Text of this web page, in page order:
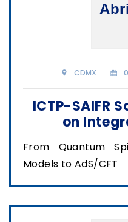
CDMX
ICTP-SAIFR
on
From Quantum
Models to AdS/CFT